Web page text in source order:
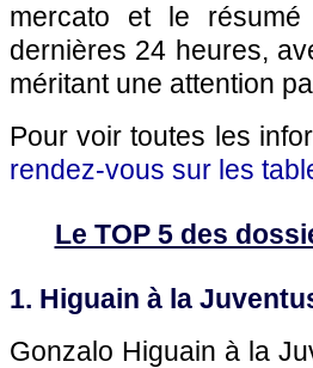
mercato et le
dernières 24 heures,
méritant une attention
Pour voir toutes les
rendez-vous sur les
Le TOP 5 des
1. Higuain à la
Gonzalo Higuain à la